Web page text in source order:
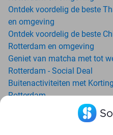
Ontdek voordelig de beste
en omgeving
Ontdek voordelig de beste
Rotterdam en omgeving
Geniet van matcha met tot
Rotterdam - Social Deal
Buitenactiviteiten met
Rotterdam
Ga voordelig de padelbaan